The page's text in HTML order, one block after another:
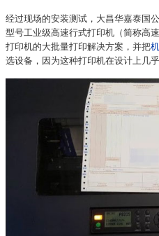
经过现场的安装测试，大昌华嘉泰国
型号工业级高速行式打印机（简称高
打印机的大批量打印解决方案，并把
选设备，因为这种打印机在设计上几